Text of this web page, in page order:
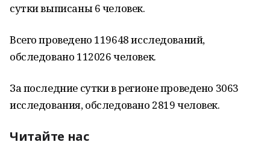
сутки выписаны 6 человек.
Всего проведено 119648исследований,
обследовано 112026 человек.
За последние сутки в регионе проведено 3063
исследования, обследовано 2819 человек.
Читайте нас